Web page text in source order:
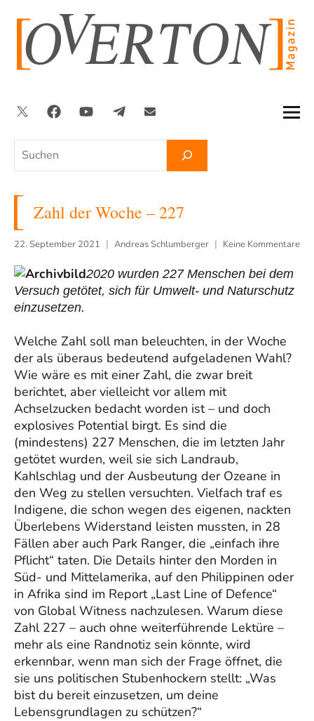
springen
Suchen
TwitterFacebookYouTubeTelegramNewsletter
Zahl der Woche – 227
22. September 2021 Andreas Schlumberger Keine Kommentare
2020 wurden 227 Menschen bei dem
Versuch getötet, sich für Umwelt- und Naturschutz
einzusetzen.
Welche Zahl soll man beleuchten, in der Woche
der als überaus bedeutend aufgeladenen Wahl?
Wie wäre es mit einer Zahl, die zwar breit
berichtet, aber vielleicht vor allem mit
Achselzucken bedacht worden ist – und doch
explosives Potential birgt. Es sind die
(mindestens) 227 Menschen, die im letzten Jahr
getötet wurden, weil sie sich Landraub,
Kahlschlag und der Ausbeutung der Ozeane in
den Weg zu stellen versuchten. Vielfach traf es
Indigene, die schon wegen des eigenen, nackten
Überlebens Widerstand leisten mussten, in 28
Fällen aber auch Park Ranger, die „einfach ihre
Pflicht“ taten. Die Details hinter den Morden in
Süd- und Mittelamerika, auf den Philippinen oder
in Afrika sind im Report „Last Line of Defence“
von Global Witness nachzulesen. Warum diese
Zahl 227 – auch ohne weiterführende Lektüre –
mehr als eine Randnotiz sein könnte, wird
erkennbar, wenn man sich der Frage öffnet, die
sie uns politischen Stubenhockern stellt: „Was
bist du bereit einzusetzen, um deine
Lebensgrundlagen zu schützen?“